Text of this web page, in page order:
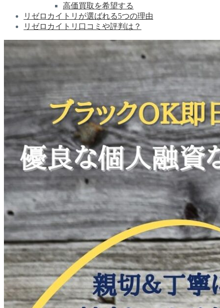
高価買取を希望する
リゼロカイトリが選ばれる5つの理由
リゼロカイトリ口コミや評判は？